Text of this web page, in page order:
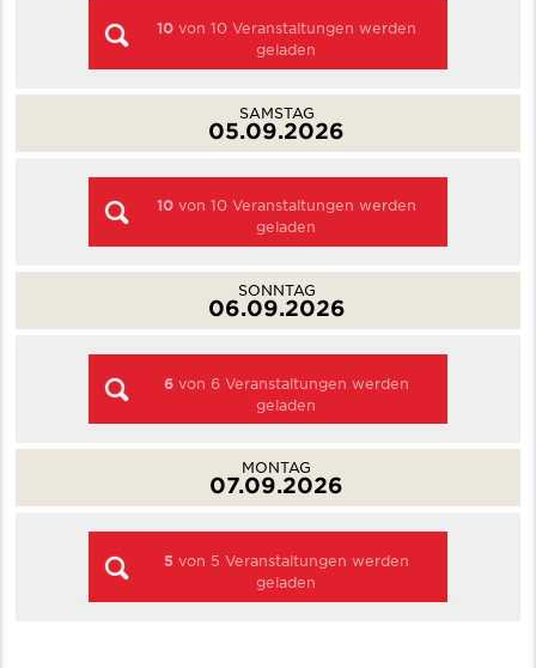
10 von 10Veranstaltungen werden
geladen
SAMSTAG
05.09.2026
10 von 10Veranstaltungen werden
geladen
SONNTAG
06.09.2026
6 von 6Veranstaltungen werden
geladen
MONTAG
07.09.2026
5 von 5 Veranstaltungen werden
geladen